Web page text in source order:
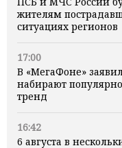
жителям
ситуациях регионов
17:00
В «МегаФоне»
набирают
тренд
16:42
6 августа в